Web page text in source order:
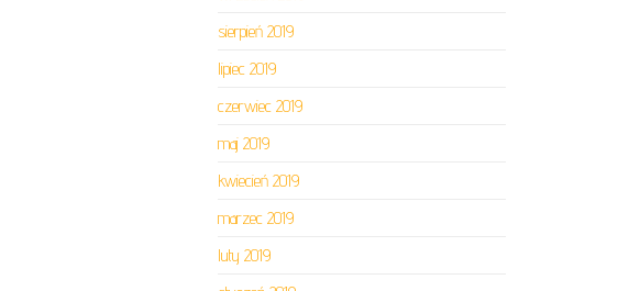
sierpień 2019
lipiec 2019
czerwiec 2019
maj 2019
kwiecień 2019
marzec 2019
luty 2019